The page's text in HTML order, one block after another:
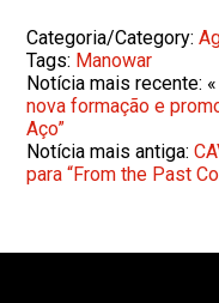
Categoria/Category:
Tags: Manowar
Notícia mais recente:
nova formação e
Aço”
Notícia mais antiga:
para “From the Past